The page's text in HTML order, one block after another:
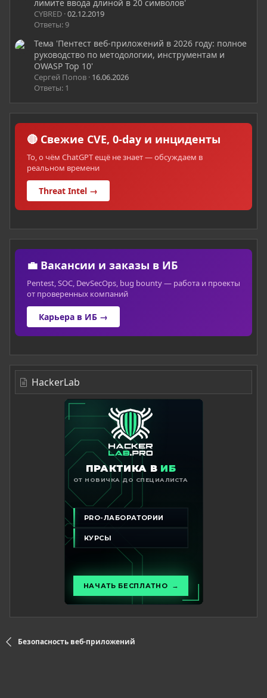
лимите ввода длиной в 20 символов'
CYBRED 02.12.2019
Ответы: 9
Тема 'Пентест веб-приложений в 2026 году: полное
руководство по методологии, инструментам и
OWASP Top 10'
Сергей Попов 16.06.2026
Ответы: 1
🔴 Свежие CVE, 0-day и инциденты
То, о чём ChatGPT ещё не знает — обсуждаем в
реальном времени
Threat Intel →
💼 Вакансии и заказы в ИБ
Pentest, SOC, DevSecOps, bug bounty — работа и проекты
от проверенных компаний
Карьера в ИБ →
HackerLab
Безопасность веб-приложений